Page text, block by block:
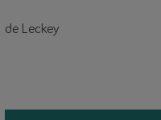
de Leckey